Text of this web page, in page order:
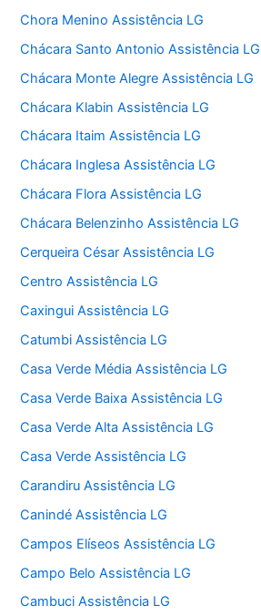
Chora Menino Assistência LG
Chácara Santo Antonio Assistência LG
Chácara Monte Alegre Assistência LG
Chácara Klabin Assistência LG
Chácara Itaim Assistência LG
Chácara Inglesa Assistência LG
Chácara Flora Assistência LG
Chácara Belenzinho Assistência LG
Cerqueira César Assistência LG
Centro Assistência LG
Caxingui Assistência LG
Catumbi Assistência LG
Casa Verde Média Assistência LG
Casa Verde Baixa Assistência LG
Casa Verde Alta Assistência LG
Casa Verde Assistência LG
Carandiru Assistência LG
Canindé Assistência LG
Campos Elíseos Assistência LG
Campo Belo Assistência LG
Cambuci Assistência LG